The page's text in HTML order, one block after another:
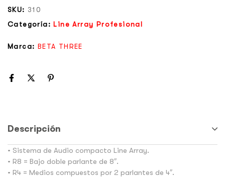
SKU: 310
Categoría: Line Array Profesional
Marca: BETA THREE
Descripción
• Sistema de Audio compacto Line Array.
• R8 = Bajo doble parlante de 8″.
• R4 = Medios compuestos por 2 parlantes de 4″.